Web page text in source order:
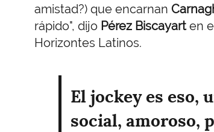
amistad?) que encarnan
rápido", dijo Pérez Biscayarten
Horizontes Latinos.
El jockey es eso,
social, amoroso,